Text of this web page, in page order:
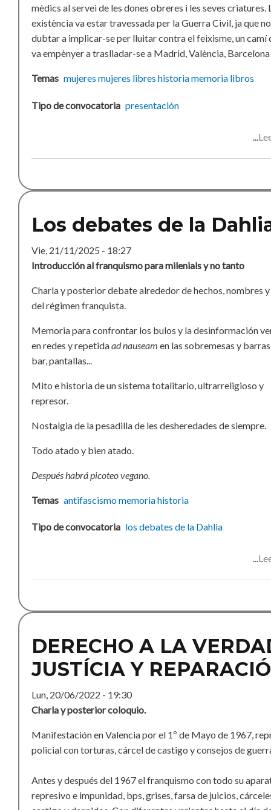
mèdics al servei de les dones obreres i les seves criatures.
existència va estar travessada per la Guerra Civil, ja que
dubtar a implicar-se per lluitar contra el feixisme, un camí
va empènyer a traslladar-se a Madrid, València, Barcelona
Temas mujeres mujeres libres historiamemoria libros
Tipo de convocatoria presentación
Los debates de la
Vie, 21/11/2025 - 18:27
Introducción al franquismo para milenials y no tanto
Charla y posterior debate alrededor de hechos, nombres
del régimen franquista.
Memoria para confrontar los bulos y la desinformación
en redes y repetidaad nauseam en las sobremesas y
bar, pantallas...
Mito e historia de un sistema totalitario, ultrarreligioso y
represor.
Nostalgia de la pesadilla de les desheredades de siempre.
Todo atado y bien atado.
Después habrá picoteo vegano.
Temas antifascismomemoriahistoria
Tipo de convocatoria los debates de la Dahlia
DERECHO A LA
JUSTÍCIA Y
Lun, 20/06/2022 - 19:30
Charla y posterior coloquio.
Manifestación en Valencia por el 1º de Mayo de 1967,
policial con torturas, cárcel de castigo y consejos de
Antes y después del 1967 el franquismo con todo su
represivo e impunidad, bps, grises, farsa de juicios,